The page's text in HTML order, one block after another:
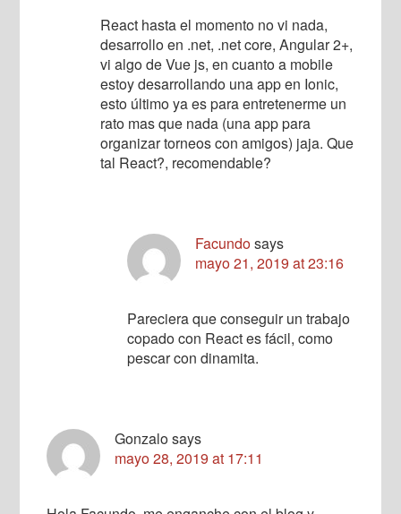
React hasta el momento no vi nada,
desarrollo en .net, .net core, Angular 2+,
vi algo de Vue js, en cuanto a mobile
estoy desarrollando una app en Ionic,
esto último ya es para entretenerme un
rato mas que nada (una app para
organizar torneos con amigos) jaja. Que
tal React?, recomendable?
Facundosays
mayo 21, 2019 at 23:16
Pareciera que conseguir un trabajo
copado con React es fácil, como
pescar con dinamita.
Gonzalosays
mayo 28, 2019 at 17:11